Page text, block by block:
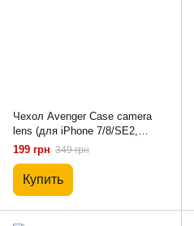
Чехол Avenger Case camera
lens (для iPhone 7/8/SE2,
Midnight Blue)
199 грн 349 грн
Купить